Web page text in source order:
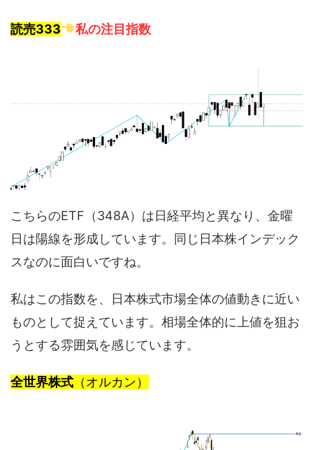
読売333 私の注目指数
こちらのETF（348A）は日経平均と異なり、金曜
日は陽線を形成しています。同じ日本株インデック
スなのに面白いですね。
私はこの指数を、日本株式市場全体の値動きに近い
ものとして捉えています。相場全体的に上値を狙お
うとする雰囲気を感じています。
全世界株式 （オルカン）